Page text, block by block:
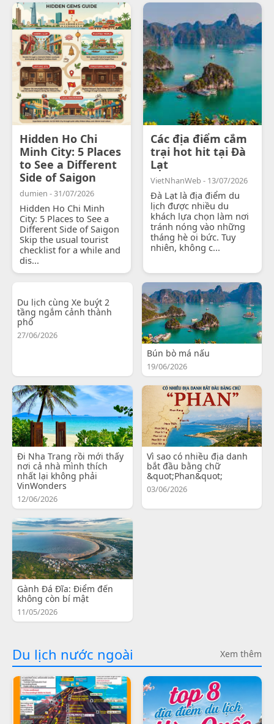
Hidden Ho Chi
Minh City: 5 Places
to See a Different
Side of Saigon
dumien - 31/07/2026
Hidden Ho Chi Minh
City: 5 Places to See a
Different Side of Saigon
Skip the usual tourist
checklist for a while and
dis...
Các địa điểm cắm
trại hot hit tại Đà
Lạt
VietNhanWeb - 13/07/2026
Đà Lạt là địa điểm du
lịch được nhiều du
khách lựa chọn làm nơi
tránh nóng vào những
tháng hè oi bức. Tuy
nhiên, không c...
Du lịch cùng Xe buýt 2
tầng ngắm cảnh thành
phố
27/06/2026
Bún bò má nấu
19/06/2026
Đi Nha Trang rồi mới thấy
nơi cả nhà mình thích
nhất lại không phải
VinWonders
12/06/2026
Vì sao có nhiều địa danh
bắt đầu bằng chữ
&quot;Phan&quot;
03/06/2026
Gành Đá Đĩa: Điểm đến
không còn bí mật
11/05/2026
Du lịch nước ngoài Xem thêm